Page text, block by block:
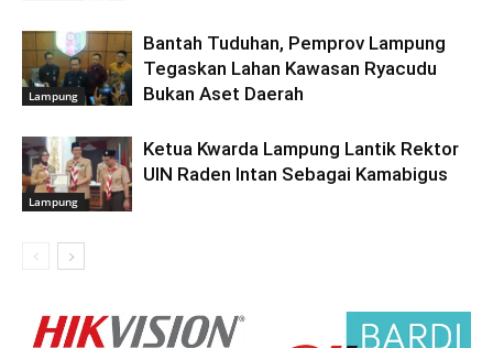
Lampung
Bantah Tuduhan, Pemprov Lampung
Tegaskan Lahan Kawasan Ryacudu
Bukan Aset Daerah
Lampung
Ketua Kwarda Lampung Lantik Rektor
UIN Raden Intan Sebagai Kamabigus